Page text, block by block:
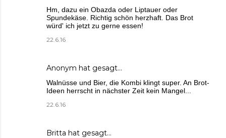
Hm, dazu ein Obazda oder Liptauer oder
Spundekäse. Richtig schön herzhaft. Das Brot
würd' ich jetzt zu gerne essen!
22.6.16
Anonym hat gesagt…
Walnüsse und Bier, die Kombi klingt super. An Brot-
Ideen herrscht in nächster Zeit kein Mangel...
22.6.16
Britta hat gesagt…